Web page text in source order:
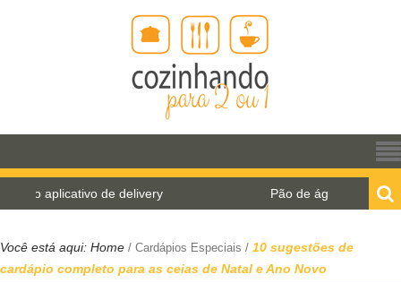
de delivery Pão de água para o World Bread
Você está aqui: Home / Cardápios Especiais / 10 sugestões de
cardápio completo para as ceias de Natal e Ano Novo